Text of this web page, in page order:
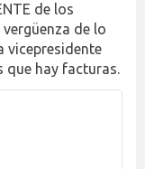
de los
de lo
vicepresidente
que hay facturas.